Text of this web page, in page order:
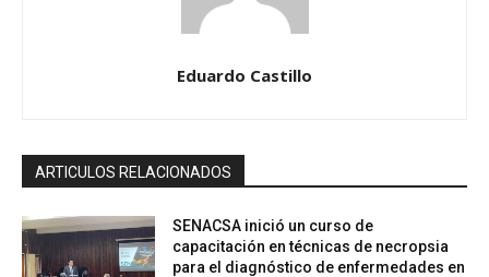
Eduardo Castillo
ARTICULOS RELACIONADOS
SENACSA inició un curso de
capacitación en técnicas de necropsia
para el diagnóstico de enfermedades en